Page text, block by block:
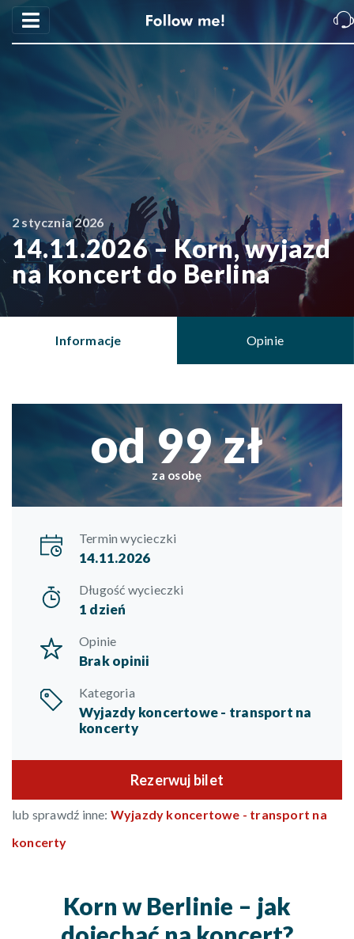
2 stycznia 2026
14.11.2026 – Korn, wyjazd
na koncert do Berlina
Informacje Opinie
od 99 zł
za osobę
Termin wycieczki
14.11.2026
Długość wycieczki
1 dzień
Opinie
Brak opinii
Kategoria
Wyjazdy koncertowe - transport na
koncerty
Rezerwuj bilet
lub sprawdź inne: Wyjazdy koncertowe - transport na
koncerty
Korn w Berlinie – jak